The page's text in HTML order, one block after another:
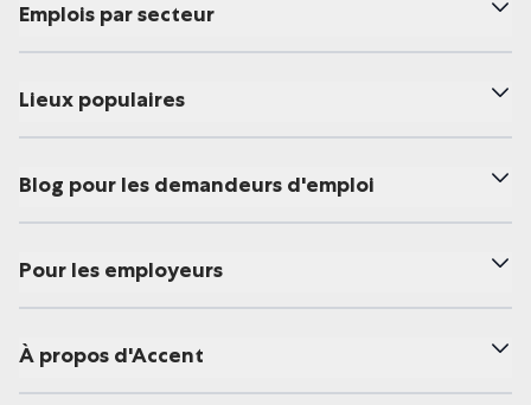
Emplois par secteur
Lieux populaires
Blog pour les demandeurs d'emploi
Pour les employeurs
À propos d'Accent